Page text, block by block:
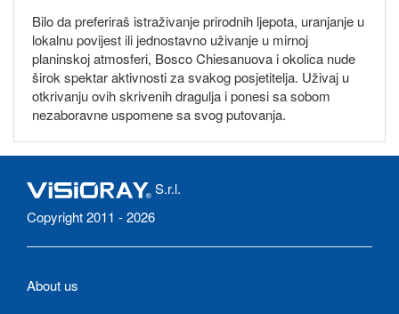
Bilo da preferiraš istraživanje prirodnih ljepota, uranjanje u
lokalnu povijest ili jednostavno uživanje u mirnoj
planinskoj atmosferi, Bosco Chiesanuova i okolica nude
širok spektar aktivnosti za svakog posjetitelja. Uživaj u
otkrivanju ovih skrivenih dragulja i ponesi sa sobom
nezaboravne uspomene sa svog putovanja.
S.r.l.
Copyright 2011 - 2026
About us